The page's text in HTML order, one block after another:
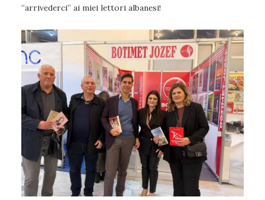
“arrivederci” ai miei lettori albanesi!